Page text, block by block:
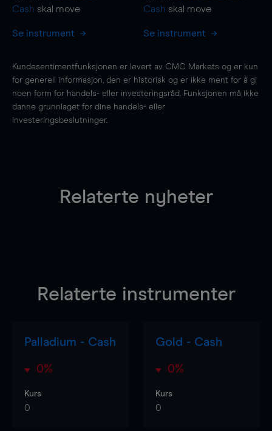
Cash skal move
Se instrument
Cash skal move
Se instrument
Kundesentimentfunksjonen er levert av CMC Markets og er kun
for generell informasjon, den er historisk og er ikke ment for å gi
noen form for handels- eller investeringsråd. Funksjonen må ikke
danne grunnlaget for dine handels- eller
investeringsbeslutninger.
Relaterte nyheter
Relaterte instrumenter
Palladium - Cash
0%
Kurs
0
Gold - Cash
0%
Kurs
0